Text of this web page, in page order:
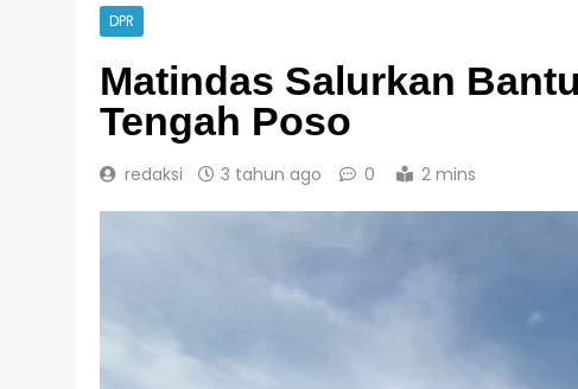
DPR
Matindas Salurkan
Tengah Poso
redaksi 3 tahun ago 0 2 mins